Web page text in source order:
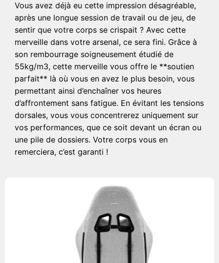
Vous avez déjà eu cette impression désagréable,
après une longue session de travail ou de jeu, de
sentir que votre corps se crispait ? Avec cette
merveille dans votre arsenal, ce sera fini. Grâce à
son rembourrage soigneusement étudié de
55kg/m3, cette merveille vous offre le **soutien
parfait** là où vous en avez le plus besoin, vous
permettant ainsi d’enchaîner vos heures
d’affrontement sans fatigue. En évitant les tensions
dorsales, vous vous concentrerez uniquement sur
vos performances, que ce soit devant un écran ou
une pile de dossiers. Votre corps vous en
remerciera, c’est garanti !